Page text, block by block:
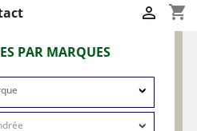
shopping_cart

PAR MARQUES